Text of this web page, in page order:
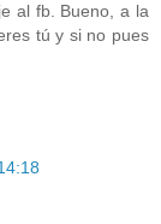
al fb. Bueno, a la
tú y si no pues